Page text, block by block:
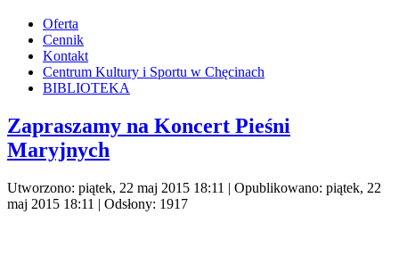
Oferta
Cennik
Kontakt
Centrum Kultury i Sportu w Chęcinach
BIBLIOTEKA
Zapraszamy na Koncert Pieśni
Maryjnych
Utworzono: piątek, 22 maj 2015 18:11 | Opublikowano: piątek, 22
maj 2015 18:11 | Odsłony: 1917